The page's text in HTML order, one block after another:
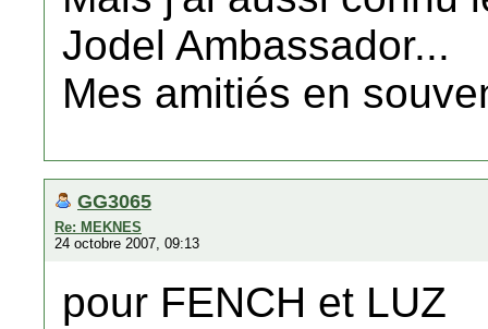
Jodel Ambassador...
Mes amitiés en
GG3065
Re: MEKNES
24 octobre 2007, 09:13
pour FENCH et LUZ